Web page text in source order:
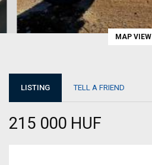
MAP VIEW
LISTING TELL A FRIEND
215 000 HUF